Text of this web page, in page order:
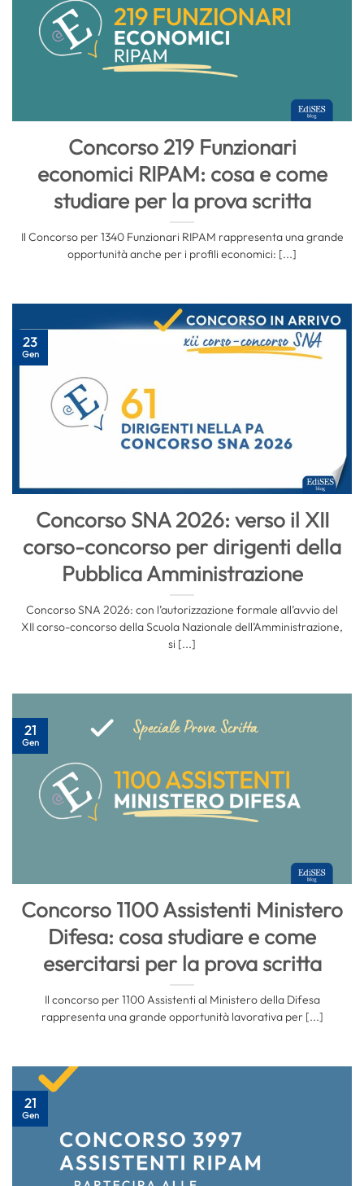
Concorso 219 Funzionari
economici RIPAM: cosa e come
studiare per la prova scritta
Il Concorso per 1340 Funzionari RIPAM rappresenta una grande
opportunità anche per i profili economici: [...]
Concorso SNA 2026: verso il XII
corso-concorso per dirigenti della
Pubblica Amministrazione
Concorso SNA 2026: con l’autorizzazione formale all’avvio del
XII corso-concorso della Scuola Nazionale dell’Amministrazione,
si [...]
23
Gen
Concorso 1100 Assistenti Ministero
Difesa: cosa studiare e come
esercitarsi per la prova scritta
Il concorso per 1100 Assistenti al Ministero della Difesa
rappresenta una grande opportunità lavorativa per [...]
21
Gen
21
Gen